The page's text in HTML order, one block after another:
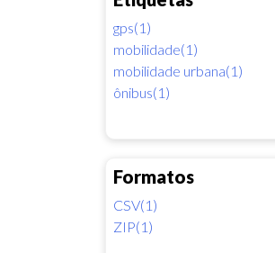
gps(1)
mobilidade(1)
mobilidade urbana(1)
ônibus(1)
Formatos
CSV(1)
ZIP(1)